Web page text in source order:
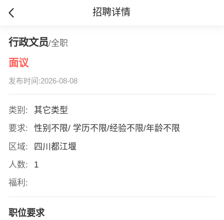
招聘详情
行政文员/全职
面议
发布时间:2026-08-08
类别:
其它类型
要求:
性别不限/ 学历不限/经验不限/年龄不限
区域:
四川都江堰
人数:
1
福利:
职位要求